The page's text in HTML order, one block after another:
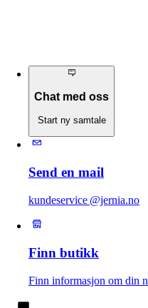
Chat med oss
Start ny samtale
Send en mail
kundeservice @jernia.no
Finn butikk
Finn informasjon om din